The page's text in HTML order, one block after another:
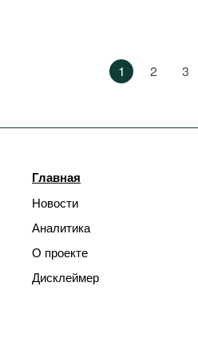
1 2 3
Главная
Новости
Аналитика
О проекте
Дисклеймер